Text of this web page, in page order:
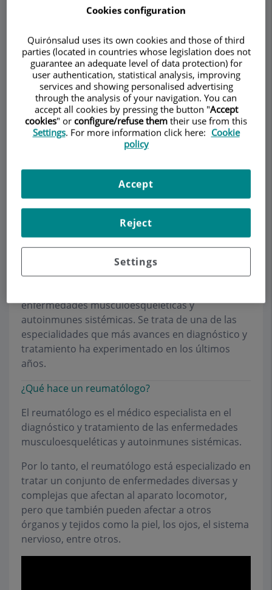
Horario
Preguntas Frecuentes
A continuación os listamos las preguntas más
¿Qué es la Reumatología?
La Reumatología es la especialidad médica que se
enfermedades musculoesqueléticas y
autoinmunes sistémicas. Se trata de una de las
especialidades que más avances en diagnóstico y
tratamiento ha experimentado en los últimos
años.
¿Qué hace un reumatólogo?
El reumatólogo es el médico especialista en el
diagnóstico y tratamiento de las enfermedades
musculoesqueléticas y autoinmunes sistémicas.
Por lo tanto, el reumatólogo está especializado en
tratar un conjunto de enfermedades diversas y
complejas que afectan al aparato locomotor,
pero que también pueden afectar a otros
órganos y tejidos como la piel, los ojos, el sistema
nervioso, entre otros.
Cookies configuration
Quirónsalud uses its own cookies and those of third
parties (located in countries whose legislation does not
guarantee an adequate level of data protection) for
user authentication, statistical analysis, improving
services and showing personalised advertising
through the analysis of your navigation. You can
accept all cookies by pressing the button "Accept
cookies" or configure/refuse them their use from this
Settings. For more information click here: Cookie
policy
Settings
Reject
Accept